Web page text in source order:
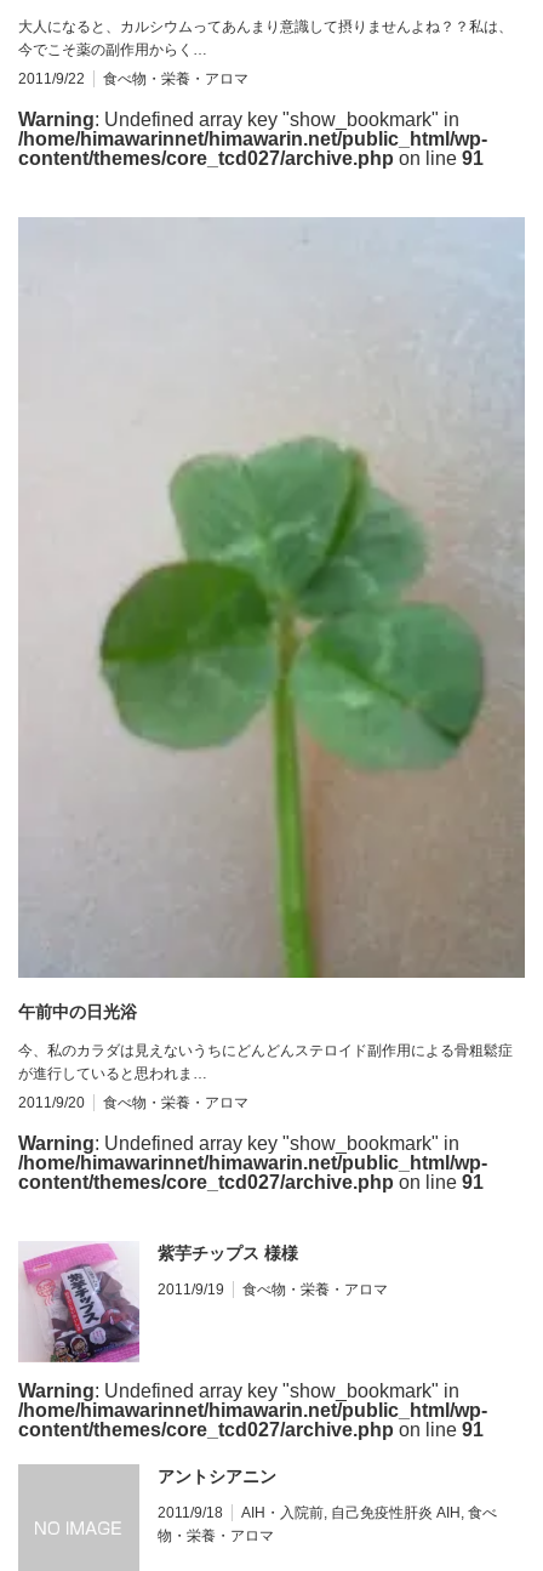
大人になると、カルシウムってあんまり意識して摂りませんよね？？私は、
今でこそ薬の副作用からく…
2011/9/22
食べ物・栄養・アロマ
Warning: Undefined array key "show_bookmark" in
/home/himawarinnet/himawarin.net/public_html/wp-
content/themes/core_tcd027/archive.php on line 91
午前中の日光浴
今、私のカラダは見えないうちにどんどんステロイド副作用による骨粗鬆症
が進行していると思われま…
2011/9/20
食べ物・栄養・アロマ
Warning: Undefined array key "show_bookmark" in
/home/himawarinnet/himawarin.net/public_html/wp-
content/themes/core_tcd027/archive.php on line 91
紫芋チップス 様様
2011/9/19 食べ物・栄養・アロマ
Warning: Undefined array key "show_bookmark" in
/home/himawarinnet/himawarin.net/public_html/wp-
content/themes/core_tcd027/archive.php on line 91
アントシアニン
2011/9/18 AIH・入院前, 自己免疫性肝炎 AIH , 食べ
物・栄養・アロマ